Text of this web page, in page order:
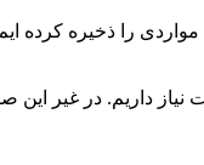
را ذخیره کرده
ها این گزینه را فعال کنید. ما به 2 کوکی